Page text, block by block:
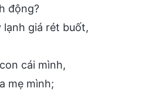
động?
giá rét buốt,
cái mình,
mẹ mình;